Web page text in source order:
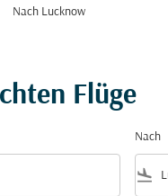
Nach Lucknow
Flüge
Nach
flight_land